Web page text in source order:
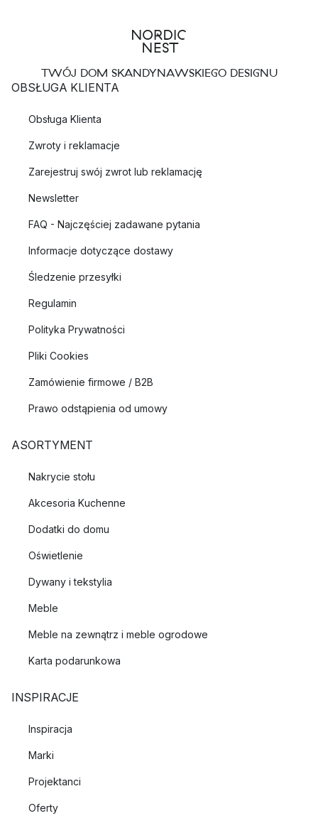
TWÓJ DOM SKANDYNAWSKIEGO DESIGNU
OBSŁUGA KLIENTA
Obsługa Klienta
Zwroty i reklamacje
Zarejestruj swój zwrot lub reklamację
Newsletter
FAQ - Najczęściej zadawane pytania
Informacje dotyczące dostawy
Śledzenie przesyłki
Regulamin
Polityka Prywatności
Pliki Cookies
Zamówienie firmowe / B2B
Prawo odstąpienia od umowy
ASORTYMENT
Nakrycie stołu
Akcesoria Kuchenne
Dodatki do domu
Oświetlenie
Dywany i tekstylia
Meble
Meble na zewnątrz i meble ogrodowe
Karta podarunkowa
INSPIRACJE
Inspiracja
Marki
Projektanci
Oferty